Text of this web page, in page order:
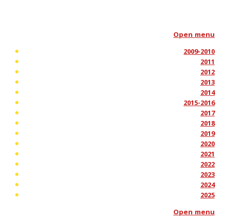
Open menu
2009-2010
2011
2012
2013
2014
2015-2016
2017
2018
2019
2020
2021
2022
2023
2024
2025
Open menu